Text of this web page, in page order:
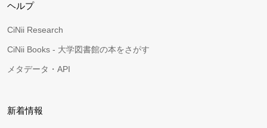
ヘルプ
CiNii Research
CiNii Books - 大学図書館の本をさがす
メタデータ・API
新着情報